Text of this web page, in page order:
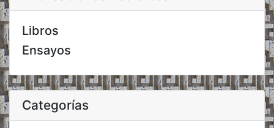
Libros
Ensayos
Categorías